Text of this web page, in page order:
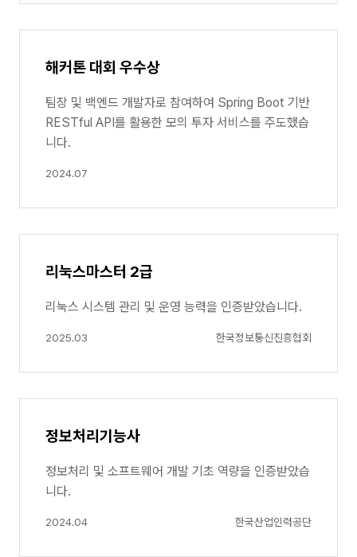
해커톤 대회 우수상
팀장 및 백엔드 개발자로 참여하여 Spring Boot 기반
RESTful API를 활용한 모의 투자 서비스를 주도했습
니다.
2024.07
리눅스마스터 2급
리눅스 시스템 관리 및 운영 능력을 인증받았습니다.
2025.03 한국정보통신진흥협회
정보처리기능사
정보처리 및 소프트웨어 개발 기초 역량을 인증받았습
니다.
2024.04 한국산업인력공단